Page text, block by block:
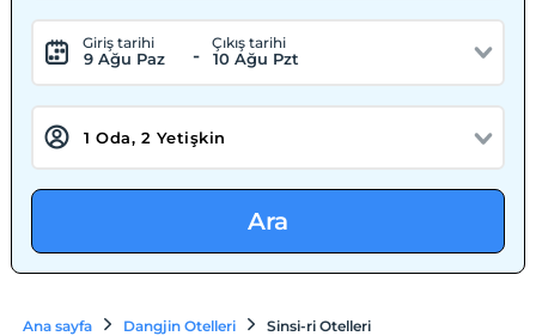
Giriş tarihi
9 Ağu Paz -
Çıkış tarihi
10 Ağu Pzt
Ara
Ana sayfa Dangjin Otelleri Sinsi-ri Otelleri